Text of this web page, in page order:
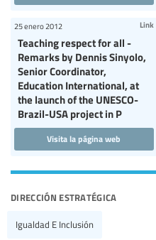
Teaching respect for all -
Remarks by Dennis Sinyolo,
Senior Coordinator,
Education International, at
the launch of the UNESCO-
Brazil-USA project in P
25 enero 2012 Link
Visita la página web
dirección estratégica
Igualdad E Inclusión